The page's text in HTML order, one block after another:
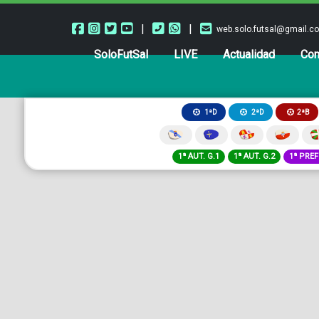
| |
SoloFutSal LIVE Actualidad
1ªD 2ªD 2ªB
1ª AUT. G.1 1ª AUT. G.2 1ª